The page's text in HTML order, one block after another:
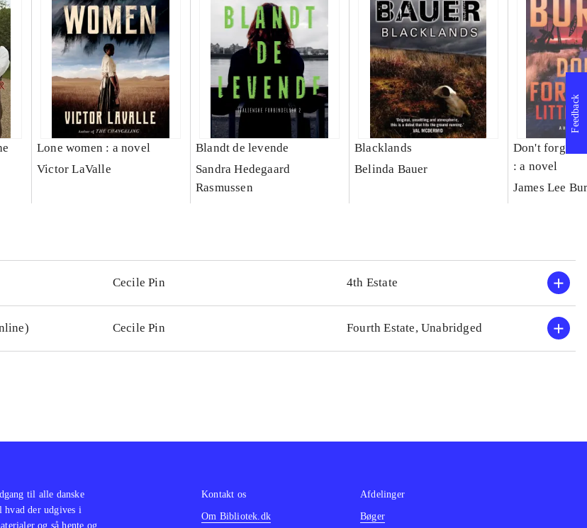
Lone women : a novel
Victor LaValle
Blandt de levende
Sandra Hedegaard
Rasmussen
Blacklands
Belinda Bauer
Don't forget
: a novel
James Lee
Cecile Pin 4th Estate
Cecile Pin Fourth Estate, Unabridged
Feedback
til alle danske
hvad der udgives i
og så hente og
Kontakt os
Om Bibliotek.dk
Afdelinger
Bøger